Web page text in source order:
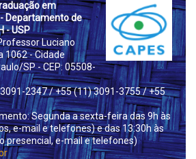
em
Departamento de
- USP
Luciano
1062 - Cidade
SP - CEP: 05508-
2347/ +55 (11) 3091-3755/ +55
Segunda a sexta-feira das 9h às
e-mail e telefones) e das 13:30h às
presencial, e-mail e telefones)